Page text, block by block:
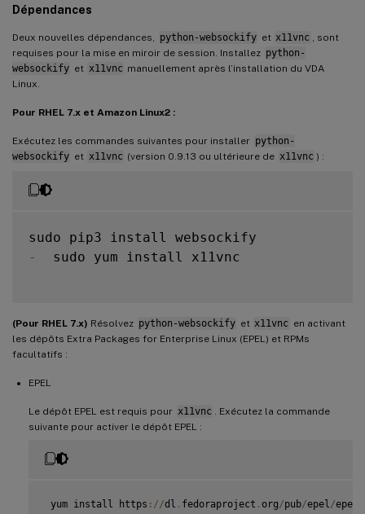
Dépendances
Deux nouvelles dépendances, python-websockify et x11vnc
, sont
requises pour la mise en miroir de session. Installez python-
websockify et x11vnc manuellement après l’installation du VDA
Linux.
Pour RHEL 7.x et Amazon Linux2 :
Exécutez les commandes suivantes pour installer python-
websockify et x11vnc (version 0.9.13 ou ultérieure de x11vnc ) :
-
  sudo yum install x11vnc
(Pour RHEL 7.x) Résolvez python-websockify et x11vnc en activant
les dépôts Extra Packages for Enterprise Linux (EPEL) et RPMs
facultatifs :
EPEL
Le dépôt EPEL est requis pour x11vnc
. Exécutez la commande
suivante pour activer le dépôt EPEL :
yum install https : //dl . fedoraproject . org/pub/epel /epel